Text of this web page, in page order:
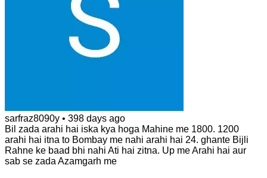
sarfraz8090y • 398 days ago
Bil zada arahi hai iska kya hoga Mahine me 1800. 1200
arahi hai itna to Bombay me nahi arahi hai 24. ghante Bijli
Rahne ke baad bhi nahi Ati hai zitna. Up me Arahi hai aur
sab se zada Azamgarh me